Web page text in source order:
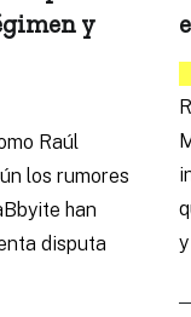
y
Raúl
los rumores
han
disputa